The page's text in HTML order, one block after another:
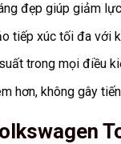
đẹp giúp giảm
tiếp xúc tối đa với
trong mọi điều
hơn, không gây